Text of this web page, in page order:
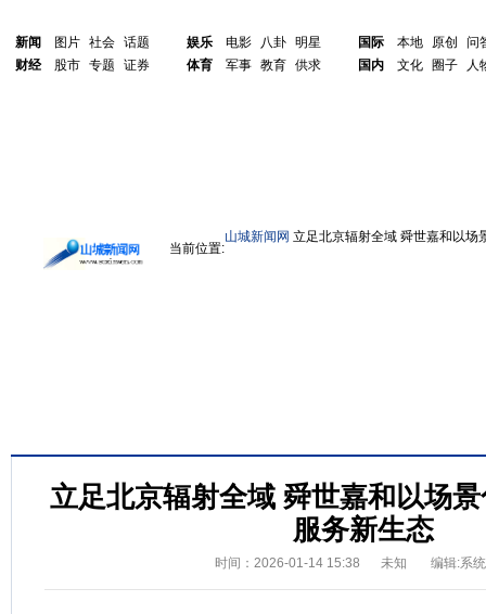
新闻 图片 社会 话题
财经
股市 专题 证券
娱乐 电影 八卦 明星
体育
军事 教育 供求
国际 本地 原创
问
国内
文化 圈子 人
当前位置:
山城新闻网 立足北京辐射全域 舜世嘉和以场
立足北京辐射全域 舜世嘉和以场
服务新生态
时间：2026-01-14 15:38 未知 编辑:系